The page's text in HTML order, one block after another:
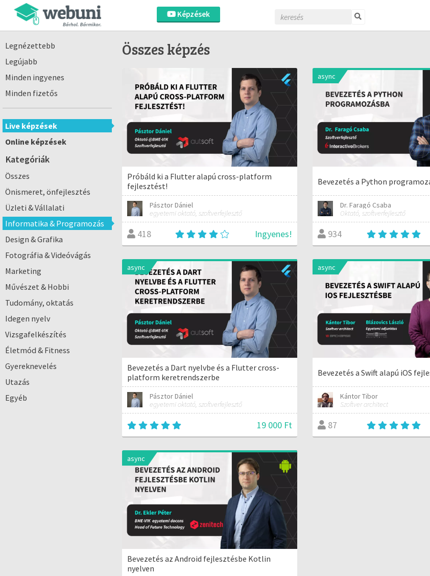
Képzések
Legnézettebb
Legújabb
Minden ingyenes
Minden fizetős
Live képzések
Online képzések
Kategóriák
Összes
Önismeret, önfejlesztés
Üzleti & Vállalati
Informatika & Programozás
Design & Grafika
Fotográfia & Videóvágás
Marketing
Művészet & Hobbi
Tudomány, oktatás
Idegen nyelv
Vizsgafelkészítés
Életmód & Fitness
Gyereknevelés
Utazás
Egyéb
Összes képzés
Próbáld ki a Flutter alapú cross-platform
fejlesztést!
Pásztor Dániel
egyetemi oktató, szoftverfejlesztő
418 Ingyenes!
async
Bevezetés a Python
Dr. Faragó Csaba
Oktató, szoftverfejlesztő
934
async
Bevezetés a Dart nyelvbe és a Flutter cross-
platform keretrendszerbe
Pásztor Dániel
egyetemi oktató, szoftverfejlesztő
19 000 Ft
async
Bevezetés a Swift alapú iOS
Kántor Tibor
Szoftver architect
87
async
Bevezetés az Android fejlesztésbe Kotlin
nyelven